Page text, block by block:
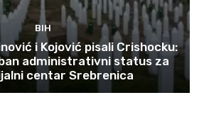
BIH
i Kojović pisali Crishocku:
administrativni status za
centar Srebrenica